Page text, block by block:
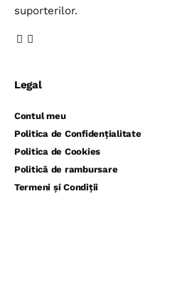
suporterilor.
Legal
Contul meu
Politica de Confidențialitate
Politica de Cookies
Politică de rambursare
Termeni și Condiții